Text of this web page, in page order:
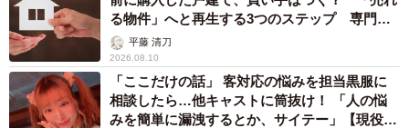
る物件」へと再生する3つのステップ 専門家
が解説平藤 清刀
2026.08.10
「ここだけの話」 客対応の悩みを担当黒服に
相談したら…他キャストに筒抜け！ 「人の悩
みを簡単に漏洩するとか、サイテー」【現役キ